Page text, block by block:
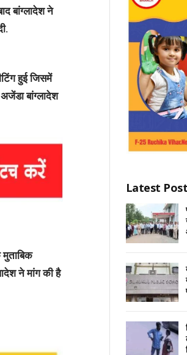
बांग्लादेश ने
हुई जिसमें
बांग्लादेश
मुताबिक
ने मांग की है
Latest